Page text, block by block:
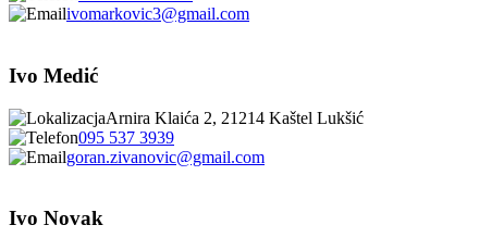
ivomarkovic3@gmail.com
Ivo Medić
Arnira Klaića 2, 21214 Kaštel Lukšić
095 537 3939
goran.zivanovic@gmail.com
Ivo Novak